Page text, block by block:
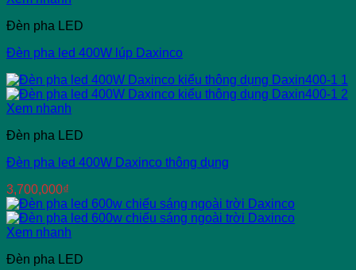
Đèn pha LED
Đèn pha led 400W lúp Daxinco
Xem nhanh
Đèn pha LED
Đèn pha led 400W Daxinco thông dụng
3,700,000₫
Xem nhanh
Đèn pha LED